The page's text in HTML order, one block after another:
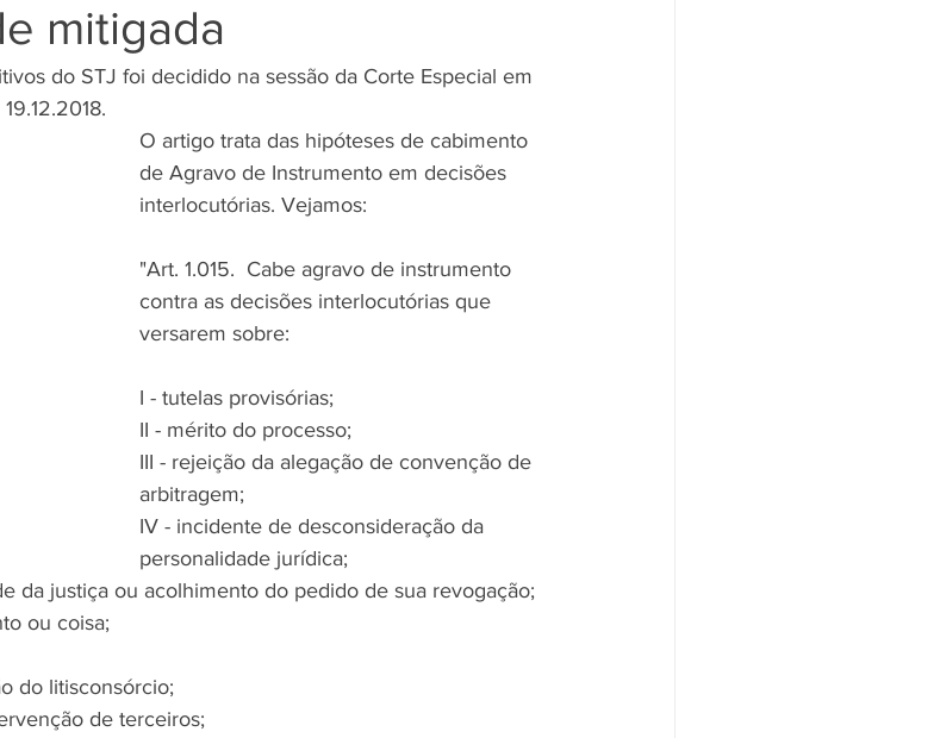
mitigada
do STJ foi decidido na sessão da Corte Especial em
O artigo trata das hipóteses de cabimento
de Agravo de Instrumento em decisões
interlocutórias. Vejamos:
"Art. 1.015.  Cabe agravo de instrumento
contra as decisões interlocutórias que
versarem sobre:
I - tutelas provisórias;
II - mérito do processo;
III - rejeição da alegação de convenção de
arbitragem;
IV - incidente de desconsideração da
personalidade jurídica;
da justiça ou acolhimento do pedido de sua revogação;
ou coisa;
do litisconsórcio;
de terceiros;